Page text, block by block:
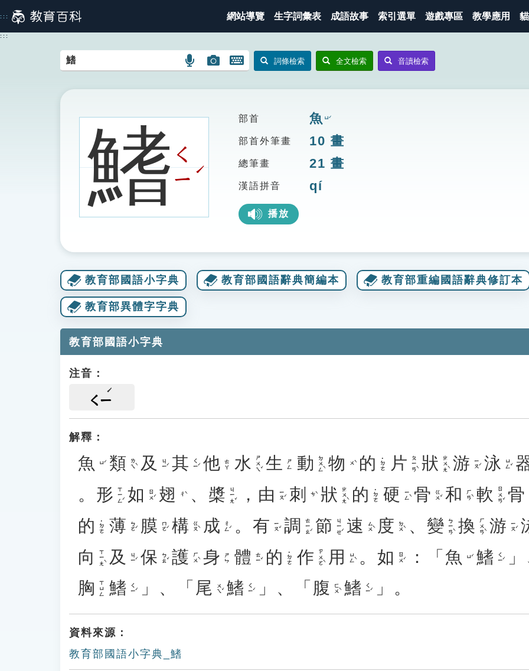
到
主
::: 網站導覽 生字詞彙表 成語故事 索引選單 遊戲專區 教學應用
:::
語
搜
圖
圖
搜
開
鍵
圖
詞條檢索 全文檢索 音讀檢索
鰭ㄑ
ㄧ
ˊ
部首 魚 ㄩˊ
部首外筆畫 10 畫
總筆畫 21 畫
漢語拼音 qí
播放
教育部國語小字典 教育部國語辭典簡編本 教育部重編國語辭典修訂本
教育部異體字字典
教育部國語小字典
注音：
ㄑㄧ
解釋：
魚 ㄩˊ 類 ㄌㄟˋ 及 ㄐㄧˊ 其 ㄑㄧˊ 他 ㄊㄚ 水 ㄕㄨㄟˇ 生 ㄕㄥ 動 ㄉㄨㄥˋ 物 ㄨˋ 的 ˙ㄉㄜ 片 ㄆㄧㄢˋ 狀 ㄓㄨㄤˋ 游 ㄧㄡˊ 泳 ㄩㄥˇ
。 形 ㄒㄧㄥˊ 如 ㄖㄨˊ 翅 ㄔˋ 、 槳 ㄐㄧㄤˇ ， 由 ㄧㄡˊ 刺 ㄘˋ 狀 ㄓㄨㄤˋ 的 ˙ㄉㄜ 硬 ㄧㄥˋ 骨 ㄍㄨˇ 和 ㄏㄢˋ 軟 ㄖㄨㄢˇ 骨
的 ˙ㄉㄜ 薄 ㄅㄛˊ 膜 ㄇㄛˊ 構 ㄍㄡˋ 成 ㄔㄥˊ 。 有 ㄧㄡˇ 調 ㄊㄧㄠˊ 節 ㄐㄧㄝˊ 速 ㄙㄨˋ 度 ㄉㄨˋ 、 變 ㄅㄧㄢˋ 換 ㄏㄨㄢˋ 游 ㄧㄡˊ
向 ㄒㄧㄤˋ 及 ㄐㄧˊ 保 ㄅㄠˇ 護 ㄏㄨˋ 身 ㄕㄣ 體 ㄊㄧˇ 的 ˙ㄉㄜ 作 ㄗㄨㄛˋ 用 ㄩㄥˋ 。如 ㄖㄨˊ ：「 魚 ㄩˊ 鰭 ㄑㄧˊ
胸 ㄒㄩㄥ 鰭 ㄑㄧˊ 」、「 尾 ㄨㄟˇ 鰭 ㄑㄧˊ 」、「 腹 ㄈㄨˋ 鰭 ㄑㄧˊ 」。
資料來源：
教育部國語小字典_鰭